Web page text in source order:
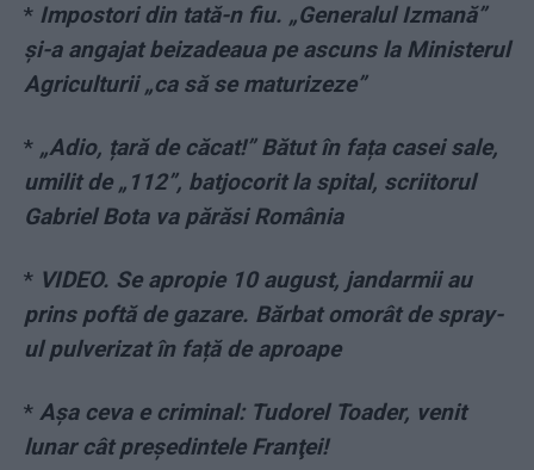
* Impostori din tată-n fiu. „Generalul Izmană”
și-a angajat beizadeaua pe ascuns la Ministerul
Agriculturii „ca să se maturizeze”
* „Adio, țară de căcat!” Bătut în fața casei sale,
umilit de „112”, batjocorit la spital, scriitorul
Gabriel Bota va părăsi România
* VIDEO. Se apropie 10 august, jandarmii au
prins poftă de gazare. Bărbat omorât de spray-
ul pulverizat în față de aproape
* Aşa ceva e criminal: Tudorel Toader, venit
lunar cât preşedintele Franţei!